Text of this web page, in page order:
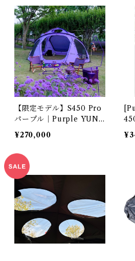
【限定モデル】S450 Pro
パープル｜Purple YUNA
N Pole Fully Enclosed
Zippered Footprint 全周
ファスナー 2224040013
¥270,000
-